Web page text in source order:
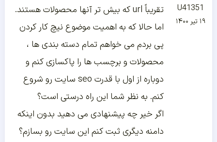
U41351
۱۹ تیر ۱۴۰۰
تقریباً url که بیش تر آنها محصولات هستند.
اما حالا که به اهمیت موضوع نیچ کار کردن
پی بردم می خواهم تمام دسته بندی ها ،
محصولات و برچسب ها را پاکسازی کنم و
دوباره از اول با قدرت seo سایت رو شروع
کنم. به نظر شما این راه درستی است؟
اگر خیر چه پیشنهادی می دهید بدون اینکه
دامنه دیگری ثبت کنم این سایت رو بسازم؟